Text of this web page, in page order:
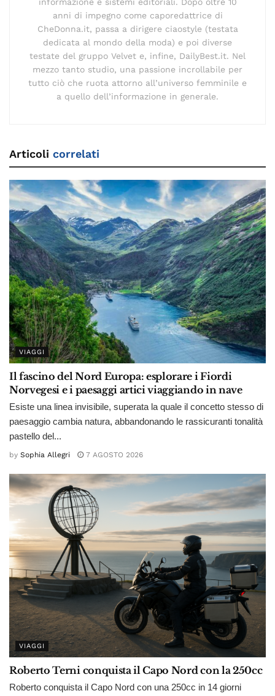
anni di impegno come caporedattrice di
CheDonna.it, passa a dirigere ciaostyle (testata
dedicata al mondo della moda) e poi diverse
testate del gruppo Velvet e, infine, DailyBest.it. Nel
mezzo tanto studio, una passione incrollabile per
tutto ciò che ruota attorno all’universo femminile e
a quello dell’informazione in generale.
Articoli correlati
VIAGGI
Il fascino del Nord Europa: esplorare i Fiordi
Norvegesi e i paesaggi artici viaggiando in nave
Esiste una linea invisibile, superata la quale il concetto stesso di
paesaggio cambia natura, abbandonando le rassicuranti tonalità
pastello del...
by Sophia Allegri 7 AGOSTO 2026
VIAGGI
Roberto Terni conquista il Capo Nord con la 250cc
Roberto conquista il Capo Nord con una 250cc in 14 giorni